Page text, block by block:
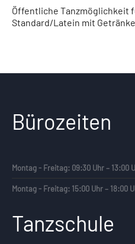
Öffentliche Tanzmöglichkeit
Standard/Latein mit
Bürozeiten
Montag - Freitag: 09:30 Uhr – 13:00
Montag - Freitag: 15:00 Uhr – 18:00
Tanzschule